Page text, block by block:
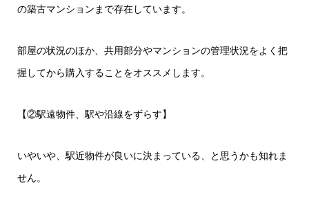
の築古マンションまで存在しています。
部屋の状況のほか、共用部分やマンションの管理状況をよく把
握してから購入することをオススメします。
【②駅遠物件、駅や沿線をずらす】
いやいや、駅近物件が良いに決まっている、と思うかも知れま
せん。